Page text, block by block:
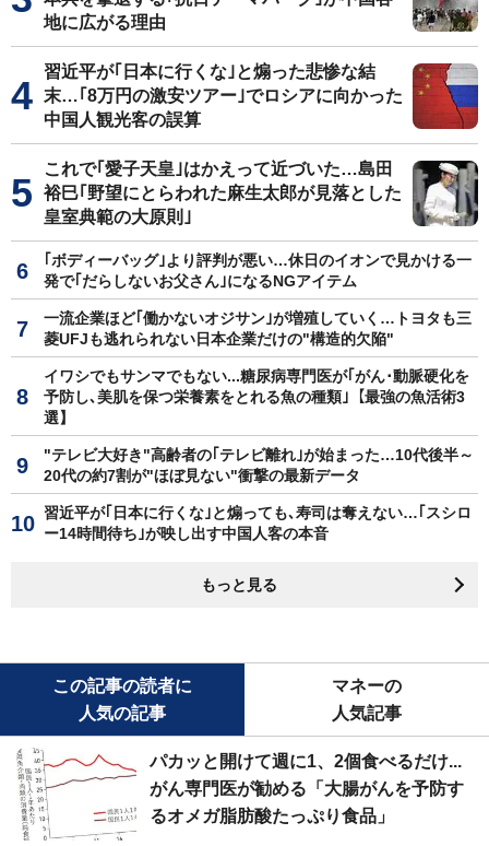
地に広がる理由
習近平が｢日本に行くな｣と煽った悲惨な結
末…｢8万円の激安ツアー｣でロシアに向かった
中国人観光客の誤算
これで｢愛子天皇｣はかえって近づいた…島田
裕巳｢野望にとらわれた麻生太郎が見落とした
皇室典範の大原則｣
｢ボディーバッグ｣より評判が悪い…休日のイオンで見かける一
発で｢だらしないお父さん｣になるNGアイテム
一流企業ほど｢働かないオジサン｣が増殖していく…トヨタも三
菱UFJも逃れられない日本企業だけの"構造的欠陥"
イワシでもサンマでもない...糖尿病専門医が｢がん･動脈硬化を
予防し､美肌を保つ栄養素をとれる魚の種類｣【最強の魚活術3
選】
"テレビ大好き"高齢者の｢テレビ離れ｣が始まった…10代後半～
20代の約7割が"ほぼ見ない"衝撃の最新データ
習近平が｢日本に行くな｣と煽っても､寿司は奪えない…｢スシロ
ー14時間待ち｣が映し出す中国人客の本音
もっと見る
この記事の読者に
人気の記事
マネーの
人気記事
パカッと開けて週に1、2個食べるだけ...
がん専門医が勧める「大腸がんを予防す
るオメガ脂肪酸たっぷり食品」